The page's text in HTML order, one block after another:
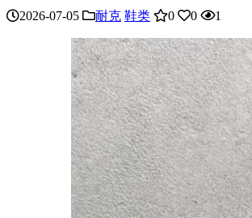
2026-07-05 耐克 鞋类 0 0 1